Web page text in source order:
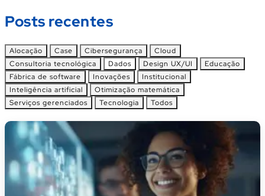
Posts recentes
Alocação Case Cibersegurança
Cloud
Consultoria tecnológica
Dados Design UX/UI
Educação
Fábrica de software
Inovações
Institucional
Inteligência artificial
Otimização matemática
Serviços gerenciados
Tecnologia Todos